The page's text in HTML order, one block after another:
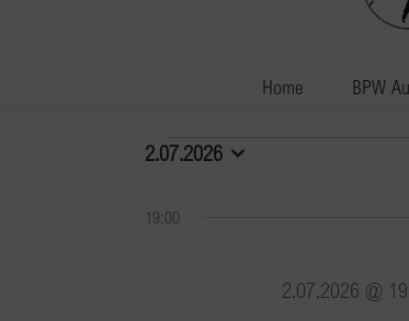
Home BPW
Veranstaltungen
für
2.07.2026
2.07.2026
19:00
2.07.2026 @